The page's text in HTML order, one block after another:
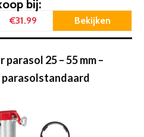
bij:
€31.99 Bekijken
25 – 55 mm –